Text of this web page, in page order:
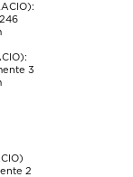
3
2